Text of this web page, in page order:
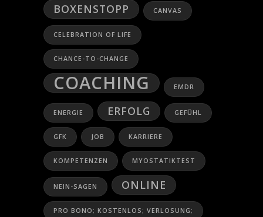
BOXENSTOPP CANVAS
CELEBRATION OF LIFE
CHANCE-TO-CHANGE
COACHING EMDR
ENERGIE ERFOLG GEFÜHL
GFK JOB KARRIERE
KOMPETENZEN MYOSTATIKTEST
NEIN-SAGEN ONLINE
PRO BONO; KOSTENLOS; VERLOSUNG;